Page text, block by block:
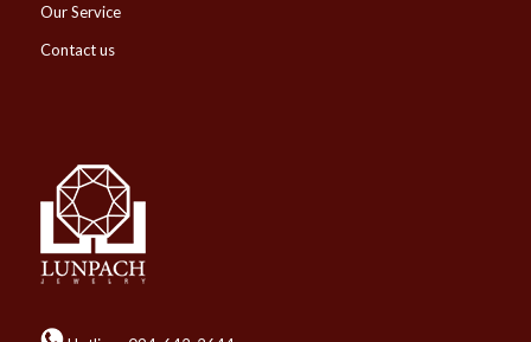
Our Service
Contact us